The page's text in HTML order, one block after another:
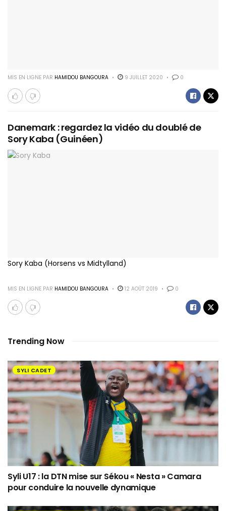
MIS EN LIGNE PAR HAMIDOU BANGOURA 9 JUILLET 2020 0
Danemark : regardez la vidéo du doublé de
Sory Kaba (Guinéen)
Sory Kaba (Horsens vs Midtylland)
MIS EN LIGNE PAR HAMIDOU BANGOURA 12 AOÛT 2019 0
Trending Now
SYLI CADET
Syli U17 : la DTN mise sur Sékou « Nesta » Camara
pour conduire la nouvelle dynamique